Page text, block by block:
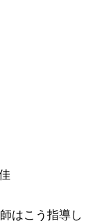
はこう指導し